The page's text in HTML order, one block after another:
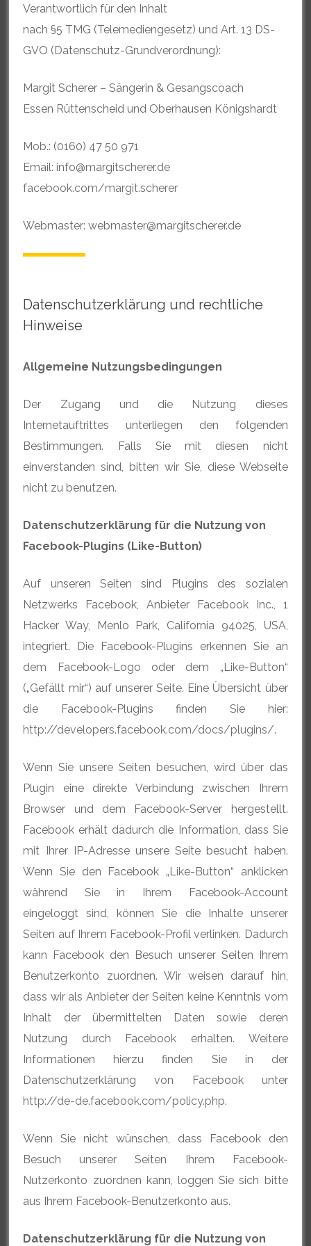
Verantwortlich für den Inhalt
nach §5 TMG (Telemediengesetz) und Art. 13 DS-
GVO (Datenschutz-Grundverordnung):
Margit Scherer – Sängerin & Gesangscoach
Essen Rüttenscheid und Oberhausen Königshardt
Mob.: (0160) 47 50 971
Email: info@margitscherer.de
facebook.com/margit.scherer
Webmaster: webmaster@margitscherer.de
Datenschutzerklärung und rechtliche
Hinweise
Allgemeine Nutzungsbedingungen
Der Zugang und die Nutzung dieses
Internetauftrittes unterliegen den folgenden
Bestimmungen. Falls Sie mit diesen nicht
einverstanden sind, bitten wir Sie, diese Webseite
nicht zu benutzen.
Datenschutzerklärung für die Nutzung von
Facebook-Plugins (Like-Button)
Auf unseren Seiten sind Plugins des sozialen
Netzwerks Facebook, Anbieter Facebook Inc., 1
Hacker Way, Menlo Park, California 94025, USA,
integriert. Die Facebook-Plugins erkennen Sie an
dem Facebook-Logo oder dem „Like-Button“
(„Gefällt mir“) auf unserer Seite. Eine Übersicht über
die Facebook-Plugins finden Sie hier:
http://developers.facebook.com/docs/plugins/.
Wenn Sie unsere Seiten besuchen, wird über das
Plugin eine direkte Verbindung zwischen Ihrem
Browser und dem Facebook-Server hergestellt.
Facebook erhält dadurch die Information, dass Sie
mit Ihrer IP-Adresse unsere Seite besucht haben.
Wenn Sie den Facebook „Like-Button“ anklicken
während Sie in Ihrem Facebook-Account
eingeloggt sind, können Sie die Inhalte unserer
Seiten auf Ihrem Facebook-Profil verlinken. Dadurch
kann Facebook den Besuch unserer Seiten Ihrem
Benutzerkonto zuordnen. Wir weisen darauf hin,
dass wir als Anbieter der Seiten keine Kenntnis vom
Inhalt der übermittelten Daten sowie deren
Nutzung durch Facebook erhalten. Weitere
Informationen hierzu finden Sie in der
Datenschutzerklärung von Facebook unter
http://de-de.facebook.com/policy.php.
Wenn Sie nicht wünschen, dass Facebook den
Besuch unserer Seiten Ihrem Facebook-
Nutzerkonto zuordnen kann, loggen Sie sich bitte
aus Ihrem Facebook-Benutzerkonto aus.
Datenschutzerklärung für die Nutzung von